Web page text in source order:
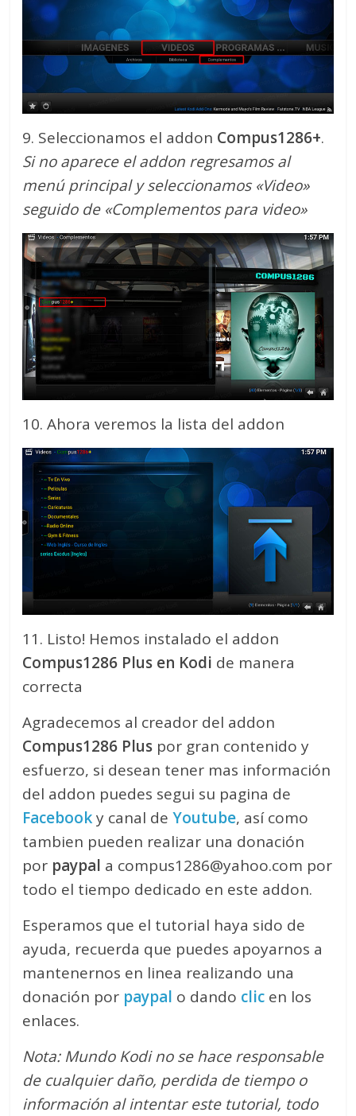
9. Seleccionamos el addon Compus1286+.
Si no aparece el addon regresamos al
menú principal y seleccionamos «Video»
seguido de «Complementos para video»
10. Ahora veremos la lista del addon
11. Listo! Hemos instalado el addon
Compus1286 Plus en Kodi de manera
correcta
Agradecemos al creador del addon
Compus1286 Plus por gran contenido y
esfuerzo, si desean tener mas información
del addon puedes segui su pagina de
Facebooky canal deYoutube, así como
tambien pueden realizar una donación
por paypal a compus1286@yahoo.com por
todo el tiempo dedicado en este addon.
Esperamos que el tutorial haya sido de
ayuda, recuerda que puedes apoyarnos a
mantenernos en linea realizando una
donación por paypal o dando clic en los
enlaces.
Nota: Mundo Kodi no se hace responsable
de cualquier daño, perdida de tiempo o
información al intentar este tutorial, todo